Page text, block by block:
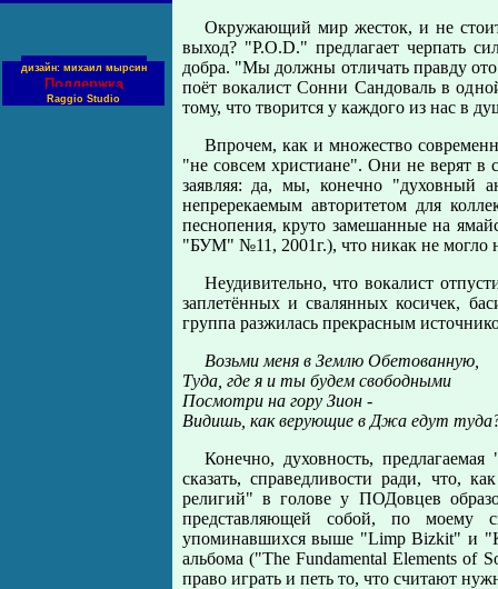
дизайн: михаил мырсин
Поддержка
Raggio Studio
Окружающий мир жесток, и не
выход? "P.O.D." предлагает черпать
добра. "Мы должны отличать правду
поёт вокалист Сонни Сандоваль в
тому, что творится у каждого из нас в
Впрочем, как и множество
"не совсем христиане". Они не верят в
заявляя: да, мы, конечно "духовный
непререкаемым авторитетом для
песнопения, круто замешанные на
"БУМ" №11, 2001г.), что никак не могло
Неудивительно, что вокалист
заплетённых и свалянных косичек,
группа разжилась прекрасным
Возьми меня в Землю Обетованную,
Туда, где я и ты будем свободными
Посмотри на гору Зион -
Видишь, как верующие в Джа едут
Конечно, духовность,
сказать, справедливости ради, что,
религий" в голове у ПОДовцев
представляющей собой, по моему
упоминавшихся выше "Limp Bizkit" и
альбома ("The Fundamental Elements of
право играть и петь то, что считают